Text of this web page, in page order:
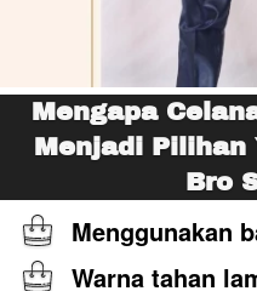
Mengapa
Menjadi Pilihan
Bro
Menggunakan
Warna tahan